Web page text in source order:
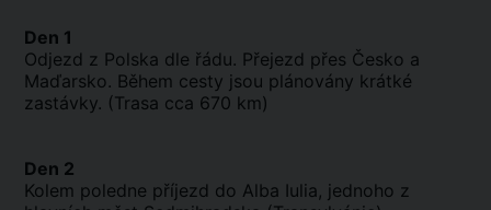
Den 1
Odjezd z Polska dle řádu. Přejezd přes Česko a
Maďarsko. Během cesty jsou plánovány krátké
zastávky. (Trasa cca 670 km)
Den 2
Kolem poledne příjezd do Alba Iulia, jednoho z